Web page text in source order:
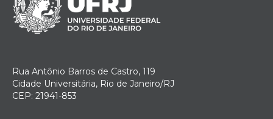
Rua Antônio Barros de Castro, 119
Cidade Universitária, Rio de Janeiro/RJ
CEP: 21941-853